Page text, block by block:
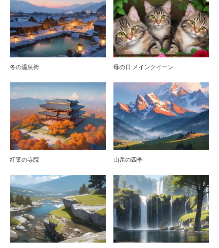
冬の温泉街 母の日 メインクイーン
紅葉の寺院 山岳の四季